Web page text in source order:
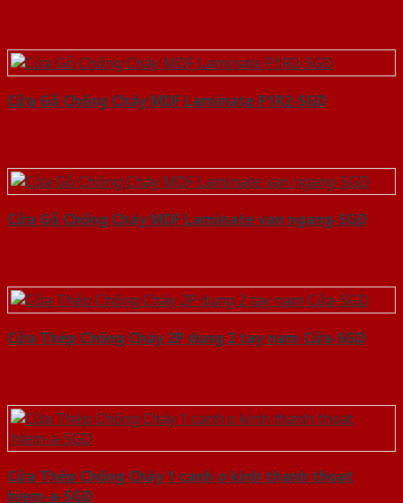
Cửa Gỗ Chống Cháy MDF Laminate P1R2-SGD
Cửa Gỗ Chống Cháy MDF Laminate van ngang-SGD
Cửa Thép Chống Cháy 2P dung 2 tay nam Cửa-SGD
Cửa Thép Chống Cháy 1 canh o kinh thanh thoat
hiem-a-SGD